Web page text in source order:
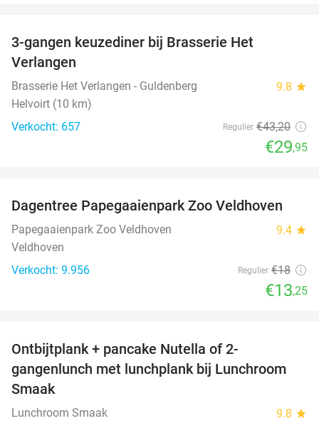
3-gangen keuzediner bij Brasserie Het
Verlangen
Brasserie Het Verlangen - Guldenberg 9.8 star
Helvoirt (10 km)
Verkocht: 657
Regulier €43,20
€29,95
26%
Dagentree Papegaaienpark Zoo Veldhoven
Papegaaienpark Zoo Veldhoven 9.4 star
Veldhoven
Verkocht: 9.956
Regulier €18
€13,25
Ontbijtplank + pancake Nutella of 2-
gangenlunch met lunchplank bij Lunchroom
Smaak
Lunchroom Smaak 9.8 star